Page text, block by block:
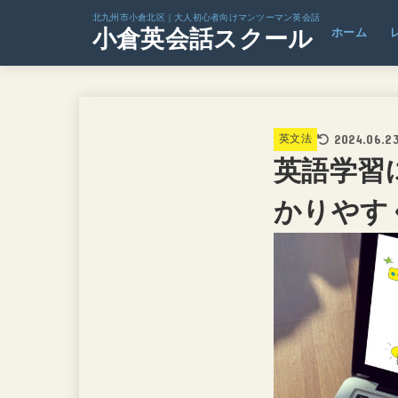
北九州市小倉北区｜大人初心者向けマンツーマン英会話
小倉英会話スクール ホーム
英文法
英語学習
かりやす